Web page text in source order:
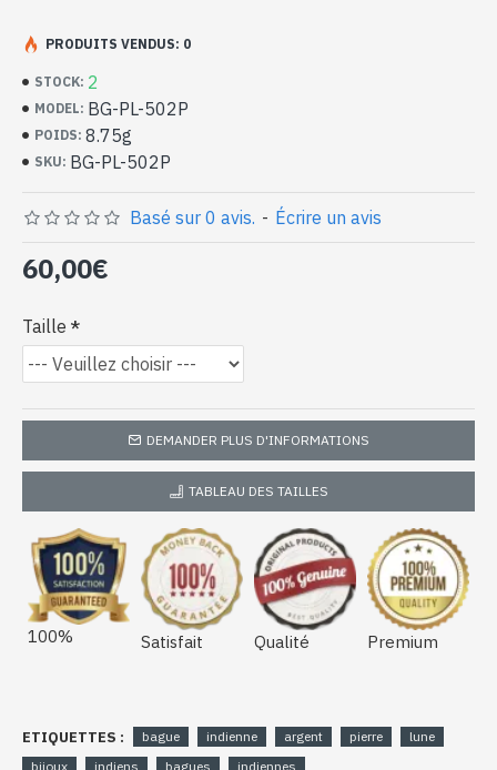
- Taille de la pierre : 17mm x 12mm approx
-Livrée avec un petit sac artisanal
Bague indienne argent et Pierre de
Lune naturelle de forme ovale (BG-
PL-502P)
STOCK: 2
MODEL: BG-PL-502P
POIDS: 8.75g
SKU: BG-PL-502P
PRODUITS VENDUS: 0
Basé sur 0 avis. - Écrire un avis
60,00€
Taille
DEMANDER PLUS D'INFORMATIONS
TABLEAU DES TAILLES
100% Satisfait Qualité Premium
ETIQUETTES : bague indienne argent pierre
lune
bijoux
indiens bagues indiennes